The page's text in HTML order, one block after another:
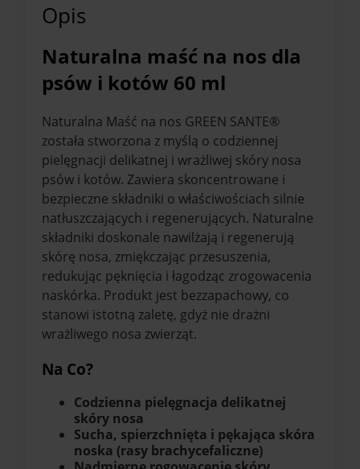
Opis
Naturalna maść na nos dla
psów i kotów 60 ml
Naturalna Maść na nos GREEN SANTE®
została stworzona z myślą o codziennej
pielęgnacji delikatnej i wrażliwej skóry nosa
psów i kotów. Zawiera skoncentrowane i
bezpieczne składniki o właściwościach silnie
natłuszczających i regenerujących. Naturalne
składniki doskonale nawilżają i regenerują
skórę nosa, zmiękczając przesuszenia,
redukując pęknięcia i łagodząc zrogowacenia
naskórka. Produkt jest bezzapachowy, co
stanowi istotną zaletę, gdyż nie drażni
wrażliwego nosa zwierząt.
Na Co?
Codzienna pielęgnacja delikatnej
skóry nosa
Sucha, spierzchnięta i pękająca skóra
noska (rasy brachycefaliczne)